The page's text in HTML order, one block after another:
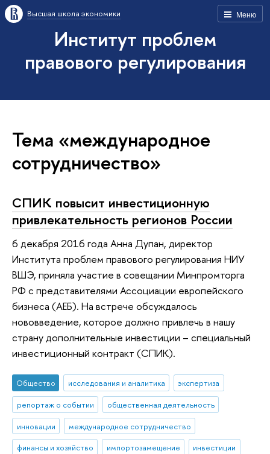
Меню
Высшая школа экономики
Институт проблем
правового регулирования
Тема «международное
сотрудничество»
СПИК повысит инвестиционную
привлекательность регионов России
6 декабря 2016 года Анна Дупан, директор
Института проблем правового регулирования НИУ
ВШЭ, приняла участие в совещании Минпромторга
РФ с представителями Ассоциации европейского
бизнеса (АЕБ). На встрече обсуждалось
нововведение, которое должно привлечь в нашу
страну дополнительные инвестиции – специальный
инвестиционный контракт (СПИК).
Общество исследования и аналитика
экспертиза
репортаж о событии
общественная деятельность
инновации
международное сотрудничество
финансы и хозяйство
импортозамещение
инвестиции